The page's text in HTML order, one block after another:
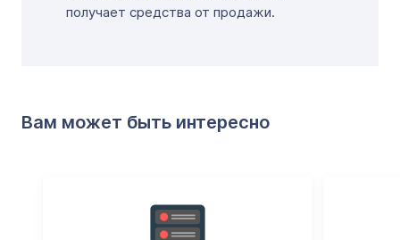
получает средства от продажи.
Вам может быть интересно